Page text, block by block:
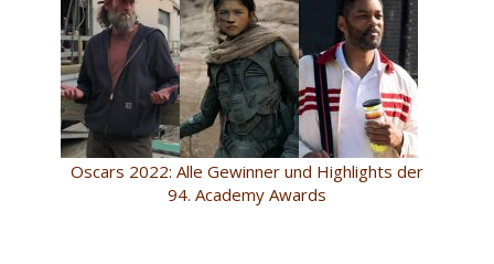
Oscars 2022: Alle Gewinner und Highlights der
94. Academy Awards